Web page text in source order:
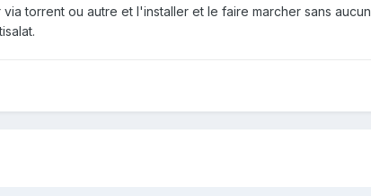
torrent ou autre et l'installer et le faire marcher sans